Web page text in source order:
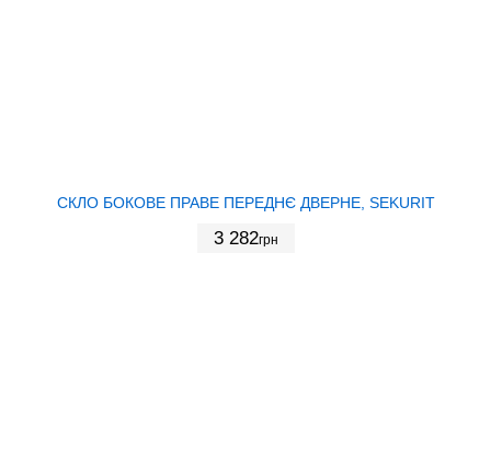
СКЛО БОКОВЕ ПРАВЕ ПЕРЕДНЄ ДВЕРНЕ, SEKURIT
3 282грн